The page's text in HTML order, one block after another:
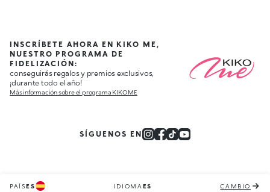
INSCRÍBETE AHORA EN KIKO ME,
NUESTRO PROGRAMA DE
FIDELIZACIÓN:
conseguirás regalos y premios exclusivos,
¡durante todo el año!
Más información sobre el programa KIKO ME
SÍGUENOS EN
PAÍSES IDIOMA ES CAMBIO